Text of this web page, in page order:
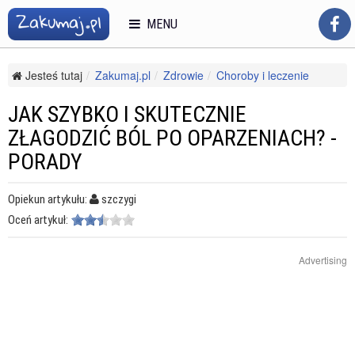
Jesteś tutaj Zakumaj.pl Zdrowie
Choroby i leczenie
Jak szybko i skutecznie złagodzić ból po oparzeniach? - porady
JAK SZYBKO I SKUTECZNIE
ZŁAGODZIĆ BÓL PO OPARZENIACH? -
PORADY
Opiekun artykułu:
szczygi
Oceń artykuł:
Advertising
MENU